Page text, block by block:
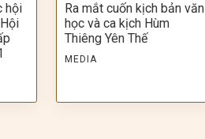
hội
Ra mắt cuốn kịch bản văn
học và ca kịch Hùm
Thiêng Yên Thế
MEDIA